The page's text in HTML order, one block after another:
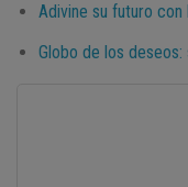
Adivine su futuro con
Globo de los